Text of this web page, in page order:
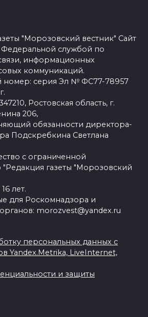
"Морозовский вестник" Сайт
Федеральной службой по
информационных
коммуникаций.
номер: серия Эл № ФС77-78957
Ростовская область, г.
206,
обязанности директора-
Подскребкина Светлана
с ограниченной
"Редакция газеты "Морозовский
лет.
для Роскомнадзора и
morozvest@yandex.ru
персональных данных с
Yandex.Metrika, LiveInternet,
и защиты